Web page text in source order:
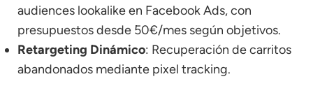
audiences lookalike en Facebook Ads, con
presupuestos desde 50€/mes según objetivos.
Retargeting Dinámico: Recuperación de carritos
abandonados mediante pixel tracking.